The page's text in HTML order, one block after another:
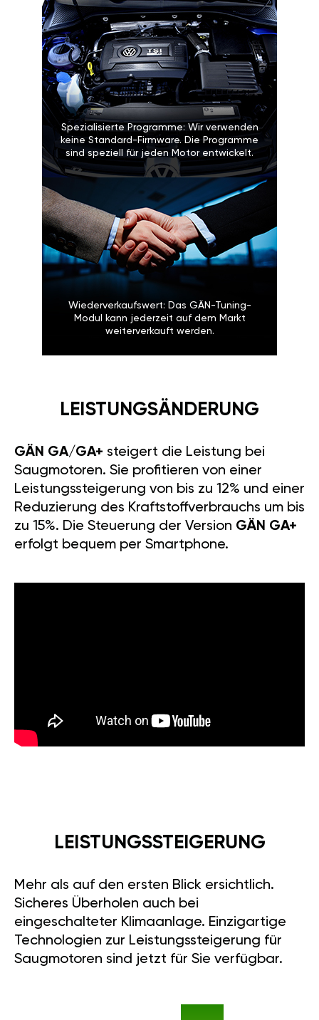
Spezialisierte Programme: Wir verwenden
keine Standard-Firmware. Die Programme
sind speziell für jeden Motor entwickelt.
Wiederverkaufswert: Das GÄN-Tuning-
Modul kann jederzeit auf dem Markt
weiterverkauft werden.
LEISTUNGSÄNDERUNG
GÄN GA/GA+ steigert die Leistung bei
Saugmotoren. Sie profitieren von einer
Leistungssteigerung von bis zu 12% und einer
Reduzierung des Kraftstoffverbrauchs um bis
zu 15%. Die Steuerung der Version GÄN GA+
erfolgt bequem per Smartphone.
LEISTUNGSSTEIGERUNG
Mehr als auf den ersten Blick ersichtlich.
Sicheres Überholen auch bei
eingeschalteter Klimaanlage. Einzigartige
Technologien zur Leistungssteigerung für
Saugmotoren sind jetzt für Sie verfügbar.